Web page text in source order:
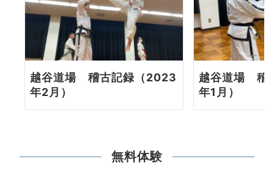
越谷道場 稽古記録（2023
年2月）
越谷道場 稽
年1月）
無料体験